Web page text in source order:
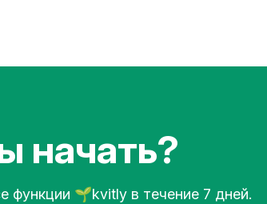
начать?
функции 🌱kvitly в течение 7 дней.